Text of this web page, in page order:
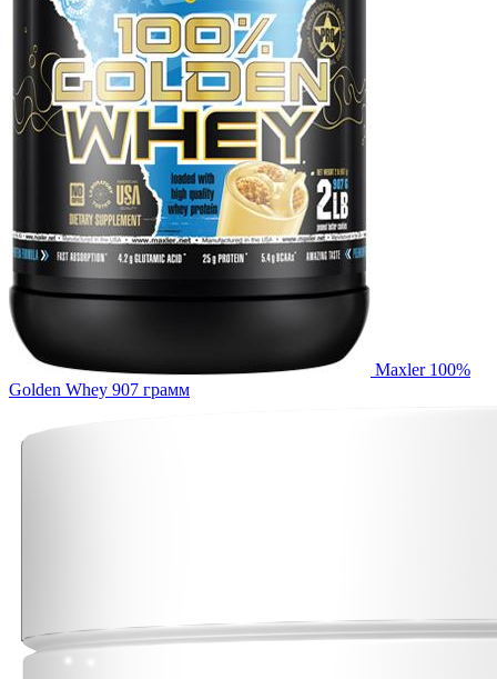
Maxler 100%
Golden Whey 907 грамм